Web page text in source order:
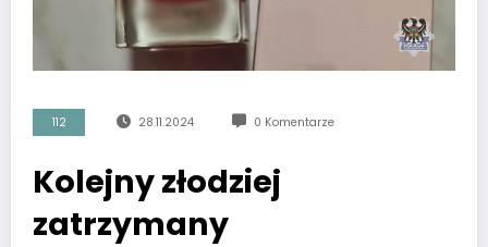
112 28.11.2024 0 Komentarze
Kolejny złodziej
zatrzymany